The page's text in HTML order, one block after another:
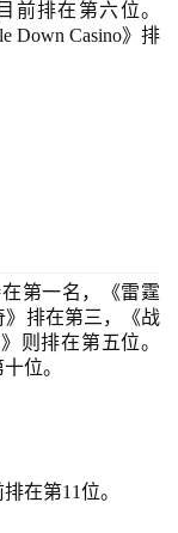
前排在第六位。
Down Casino》排
第一名，《雷霆
》排在第三，《战
则排在第五位。
位。
排在第11位。